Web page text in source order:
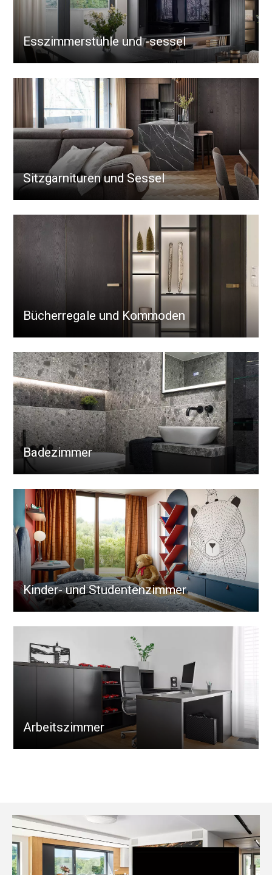
Esszimmerstühle und -sessel
Sitzgarnituren und Sessel
Bücherregale und Kommoden
Badezimmer
Kinder- und Studentenzimmer
Arbeitszimmer